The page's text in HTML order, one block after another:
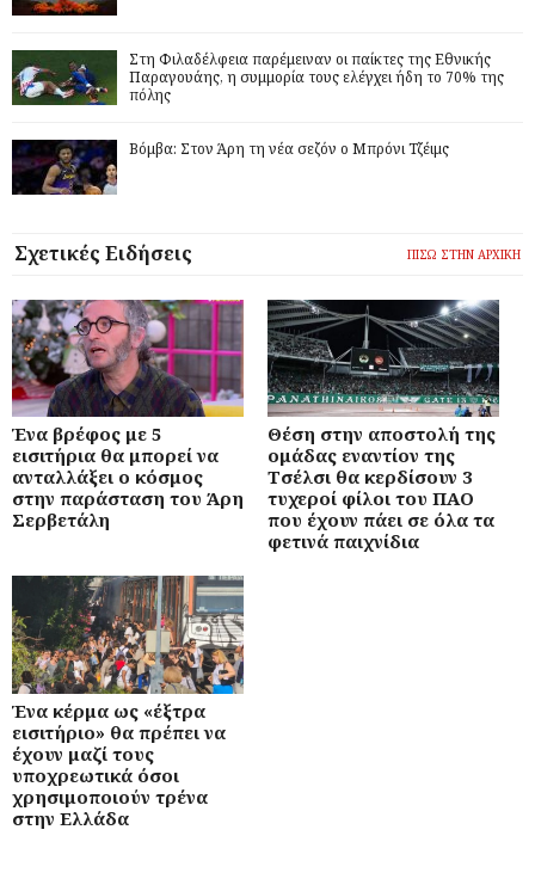
Στη Φιλαδέλφεια παρέμειναν οι παίκτες της Εθνικής
Παραγουάης, η συμμορία τους ελέγχει ήδη το 70% της
πόλης
Βόμβα: Στον Άρη τη νέα σεζόν ο Μπρόνι Τζέιμς
Σχετικές Ειδήσεις ΠΙΣΩ ΣΤΗΝ ΑΡΧΙΚΗ
Ένα βρέφος με 5
εισιτήρια θα μπορεί να
ανταλλάξει ο κόσμος
στην παράσταση του Άρη
Σερβετάλη
Θέση στην αποστολή της
ομάδας εναντίον της
Τσέλσι θα κερδίσουν 3
τυχεροί φίλοι του ΠΑΟ
που έχουν πάει σε όλα τα
φετινά παιχνίδια
Ένα κέρμα ως «έξτρα
εισιτήριο» θα πρέπει να
έχουν μαζί τους
υποχρεωτικά όσοι
χρησιμοποιούν τρένα
στην Ελλάδα